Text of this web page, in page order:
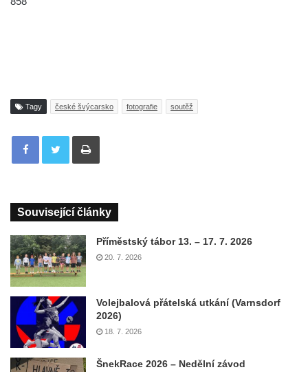
Tagy české švýcarsko fotografie soutěž
Tisknout
Související články
Příměstský tábor 13. – 17. 7. 2026
20. 7. 2026
Volejbalová přátelská utkání (Varnsdorf
2026)
18. 7. 2026
ŠnekRace 2026 – Nedělní závod